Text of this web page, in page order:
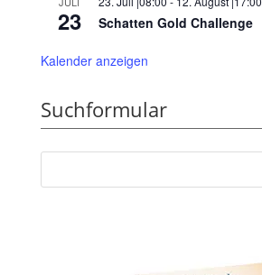
23 Schatten Gold Challenge
Kalender anzeigen
Suchformular